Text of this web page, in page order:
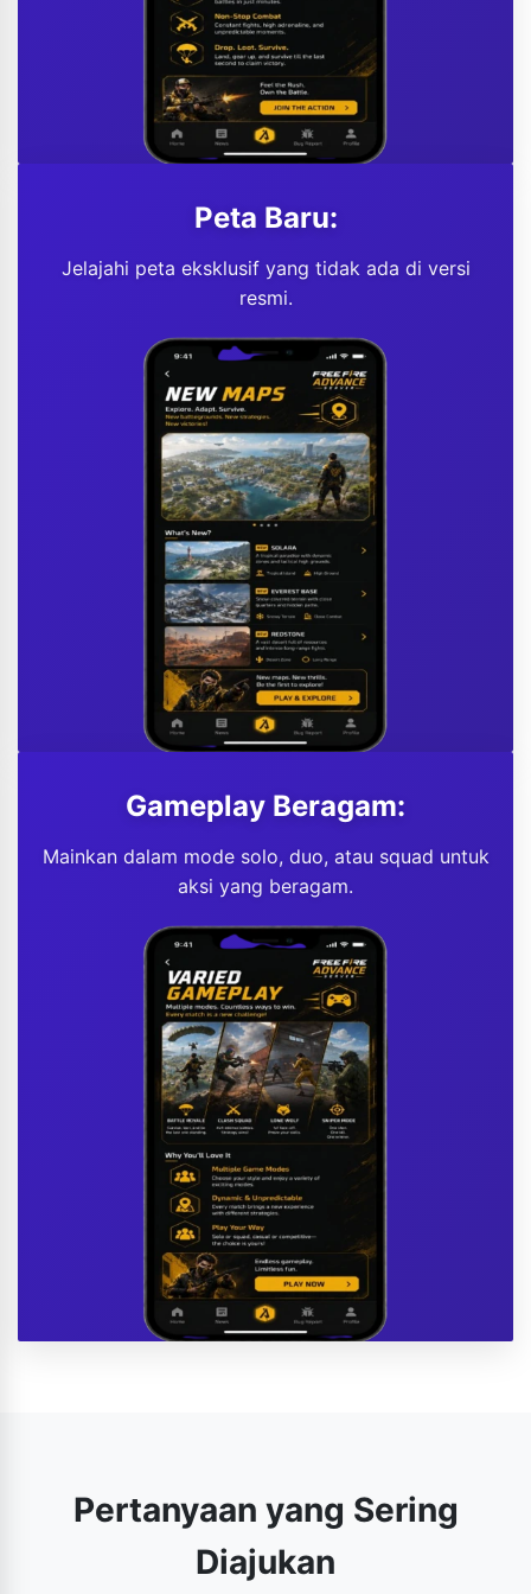
Peta Baru:
Jelajahi peta eksklusif yang tidak ada di versi
resmi.
Gameplay Beragam:
Mainkan dalam mode solo, duo, atau squad untuk
aksi yang beragam.
Pertanyaan yang Sering
Diajukan